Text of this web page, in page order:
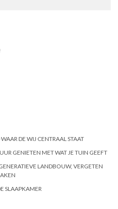
DE WIJ CENTRAAL STAAT
GENIETEN MET WAT JE TUIN GEEFT
LANDBOUW, VERGETEN
SLAAPKAMER